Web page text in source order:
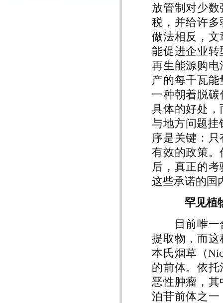
放管制对少
税，并给许
做法相反，
能促进企业
再生能源购
产的每千瓦
一种朝着脱
具体的好处
与地方问题挂
序是关键：
有效的政策
后，真正的
这些承诺的国
罕见植
目前唯一合
提取物，而
本氏烟草（
的前体。依
恶性肿瘤，
泊苷前体之